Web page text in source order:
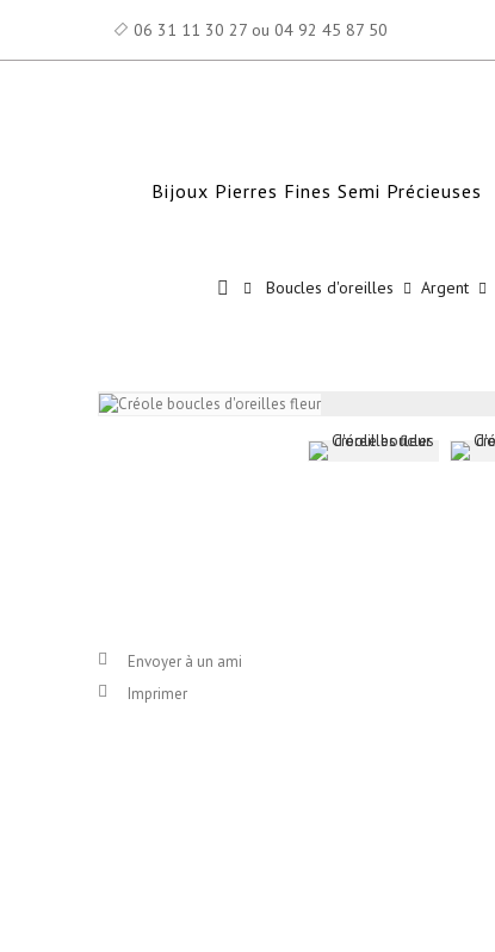
06 31 11 30 27 ou 04 92 45 87 50
Bijoux Pierres Fines Semi Précieuses
Boucles d'oreilles Argent
Envoyer à un ami
Imprimer